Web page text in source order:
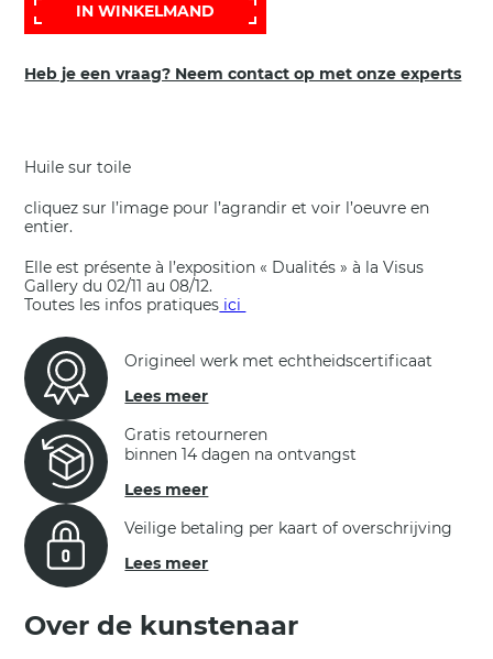
IN WINKELMAND
Heb je een vraag? Neem contact op met onze experts
Huile sur toile
cliquez sur l’image pour l’agrandir et voir l’oeuvre en
entier.
Elle est présente à l’exposition « Dualités » à la Visus
Gallery du 02/11 au 08/12.
Toutes les infos pratiques ici
Origineel werk met echtheidscertificaat
Lees meer
Gratis retourneren
binnen 14 dagen na ontvangst
Lees meer
Veilige betaling per kaart of overschrijving
Lees meer
Over de kunstenaar